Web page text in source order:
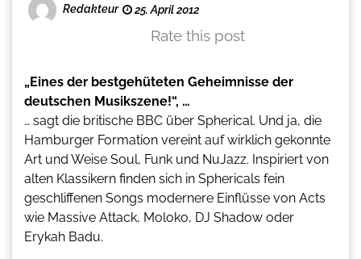
Redakteur 25. April 2012
Rate this post
„Eines der bestgehüteten Geheimnisse der
deutschen Musikszene!“, …
… sagt die britische BBC über Spherical. Und ja, die
Hamburger Formation vereint auf wirklich gekonnte
Art und Weise Soul, Funk und NuJazz. Inspiriert von
alten Klassikern finden sich in Sphericals fein
geschliffenen Songs modernere Einflüsse von Acts
wie Massive Attack, Moloko, DJ Shadow oder
Erykah Badu.